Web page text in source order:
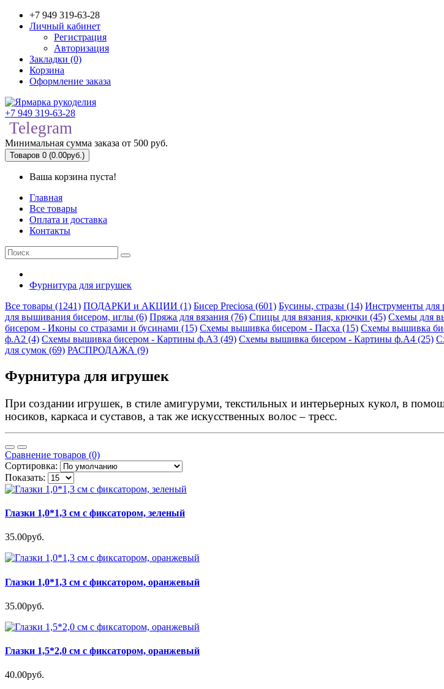
+7 949 319-63-28
Личный кабинет
Регистрация
Авторизация
Закладки (0)
Корзина
Оформление заказа
+7 949 319-63-28
Telegram
Минимальная сумма заказа от 500 руб.
Товаров 0 (0.00руб.)
Ваша корзина пуста!
Главная
Все товары
Оплата и доставка
Контакты
Фурнитура для игрушек
Все товары (1241) ПОДАРКИ и АКЦИИ (1) Бисер Preciosa (601) Бусины, стразы (14) Инструменты для
для вышивания бисером, иглы (6) Пряжа для вязания (76) Спицы для вязания, крючки (45) Схемы для
бисером - Иконы со стразами и бусинами (15) Схемы вышивка бисером - Пасха (15) Схемы вышивка
ф.А2 (4) Схемы вышивка бисером - Картины ф.А3 (49) Схемы вышивка бисером - Картины ф.А4 (25)
для сумок (69) РАСПРОДАЖА (9)
Фурнитура для игрушек
При создании игрушек, в стиле амигуруми, текстильных и интерьерных кукол, в
носиков, каркаса и суставов, а так же искусственных волос – тресс.
Сравнение товаров (0)
Сортировка:
Показать:
Глазки 1,0*1,3 см с фиксатором, зеленый
35.00руб.
Глазки 1,0*1,3 см с фиксатором, оранжевый
35.00руб.
Глазки 1,5*2,0 см с фиксатором, оранжевый
40.00руб.